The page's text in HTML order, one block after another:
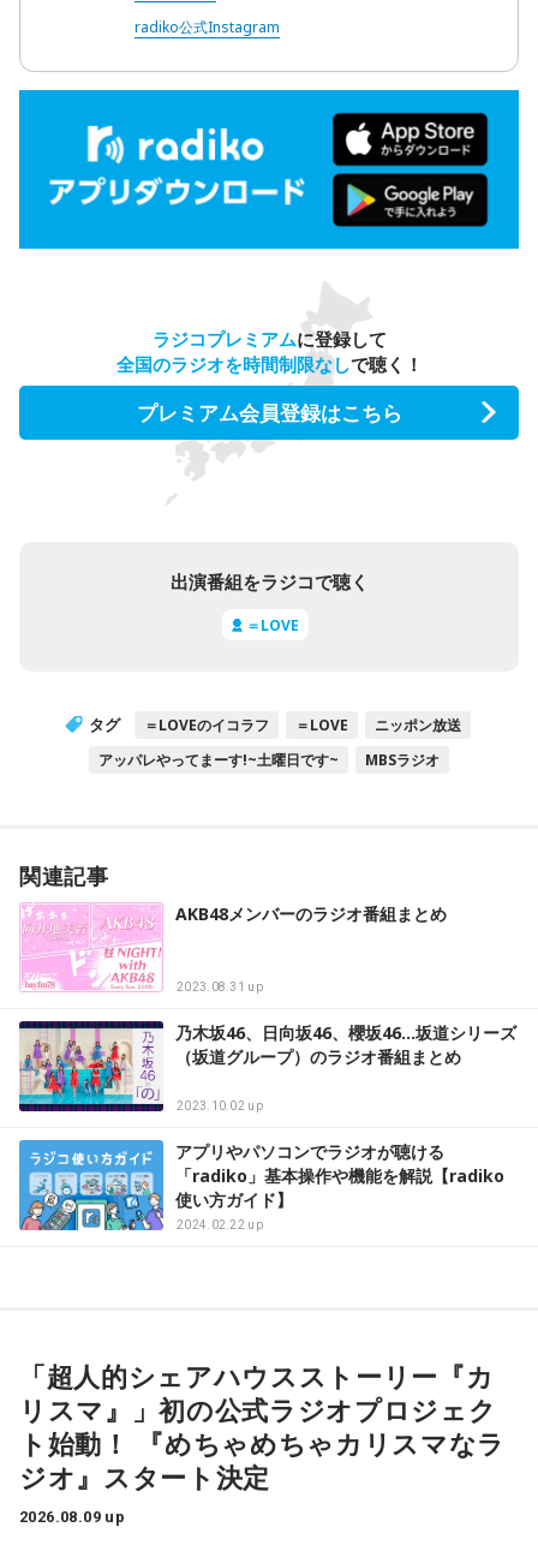
radiko公式Instagram
ラジコプレミアムに登録して
全国のラジオを時間制限なしで聴く！
プレミアム会員登録はこちら
出演番組をラジコで聴く
＝LOVE
タグ ＝LOVEのイコラフ ＝LOVE
ニッポン放送
アッパレやってまーす!~土曜日です~
MBSラジオ
関連記事
AKB48メンバーのラジオ番組まとめ
2023.08.31 up
乃木坂46、日向坂46、櫻坂46…坂道シリーズ
（坂道グループ）のラジオ番組まとめ
2023.10.02 up
アプリやパソコンでラジオが聴ける
「radiko」基本操作や機能を解説【radiko
使い方ガイド】
2024.02.22 up
「超人的シェアハウスストーリー『カ
リスマ』」初の公式ラジオプロジェク
ト始動！ 『めちゃめちゃカリスマなラ
ジオ』スタート決定
2026.08.09 up